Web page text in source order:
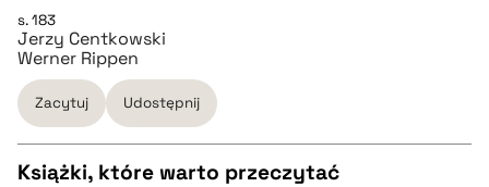
pobierz cytat
BIBTEX
pobierz cytat
s. 183
Jerzy Centkowski
Werner Rippen
Zacytuj Udostępnij
Książki, które warto przeczytać